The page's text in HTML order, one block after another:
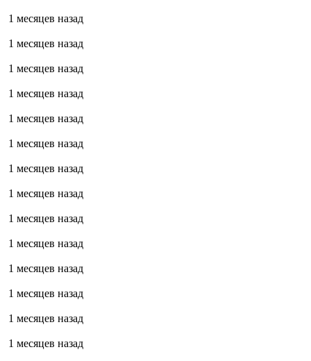
1 месяцев назад
1 месяцев назад
1 месяцев назад
1 месяцев назад
1 месяцев назад
1 месяцев назад
1 месяцев назад
1 месяцев назад
1 месяцев назад
1 месяцев назад
1 месяцев назад
1 месяцев назад
1 месяцев назад
1 месяцев назад